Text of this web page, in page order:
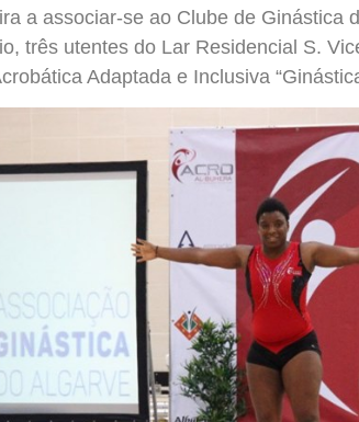
a associar-se ao Clube de Ginástica
três utentes do Lar Residencial S.
Adaptada e Inclusiva